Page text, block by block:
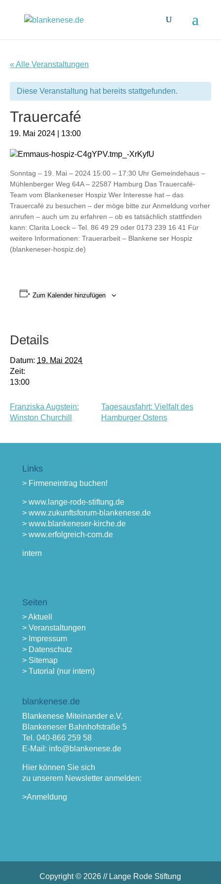
« Alle Veranstaltungen
Diese Veranstaltung hat bereits stattgefunden.
Trauercafé
19. Mai 2024 | 13:00
Sonntag – 19. Mai – 2024 15:00 – 17:30 Uhr Gemeindehaus –
Mühlenberger Weg 64A – 22587 Hamburg Das Trauercafé-
Team vom Blankeneser Hospiz Wer Interesse hat – das
Trauercafé zu besuchen – der möge bitte zur Anmeldung vorher
anrufen – auch um zu erfahren – ob es tatsächlich stattfinden
kann: Clarita Loeck – Tel. 86 49 29 oder 0173 239 16 41 Für
weitere Informationen: Trauerarbeit – Blankene ser Hospiz
(blankeneser-hospiz.de)
Zum Kalender hinzufügen
Details
Datum: 19. Mai 2024
Zeit:
13:00
Franziska Augstein:
Winston Churchill
Tagesausfahrt: Vielfalt des
Hamburger Ostens
Links
> Firmeneintrag buchen!
> www.lange-rode-stiftung.de
> www.zukunftsforum-blankenese.de
> www.blankeneser-kirche.de
> www.erfolgreich-com.de
intern
Seiten
> Aktuell
> Veranstaltungen
> Impressum
> Datenschutz
> Sitemap
> Tutorial (nur intern)
blankenese.de
Blankenese Miteinander e.V.
Blankeneser Bahnhofstraße 5
Tel. 040-866 259 58
E-Mail: info@blankenese.de
Hier können Sie sich
zu unserem Newsletter anmelden:
>Anmeldung
Copyright © 2026 // Lange Rode Stiftung